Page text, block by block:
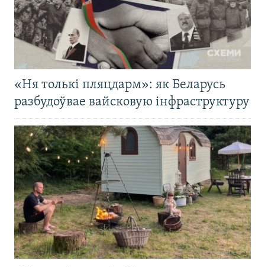
«Ня толькі пляцдарм»: як Беларусь
разбудоўвае вайсковую інфраструктуру